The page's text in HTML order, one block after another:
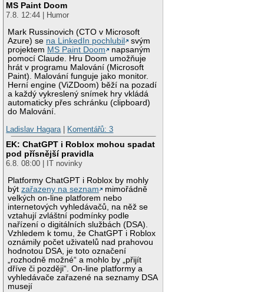
MS Paint Doom
7.8. 12:44 | Humor
Mark Russinovich (CTO v Microsoft
Azure) se na LinkedIn pochlubil
svým
projektem MS Paint Doom
napsaným
pomocí Claude. Hru Doom umožňuje
hrát v programu Malování (Microsoft
Paint). Malování funguje jako monitor.
Herní engine (ViZDoom) běží na pozadí
a každý vykreslený snímek hry vkládá
automaticky přes schránku (clipboard)
do Malování.
Ladislav Hagara
Komentářů: 3
EK: ChatGPT i Roblox mohou spadat
pod přísnější pravidla
6.8. 08:00 | IT novinky
Platformy ChatGPT i Roblox by mohly
býtzařazeny na seznam
mimořádně
velkých on-line platforem nebo
internetových vyhledávačů, na něž se
vztahují zvláštní podmínky podle
nařízení o digitálních službách (DSA).
Vzhledem k tomu, že ChatGPT i Roblox
oznámily počet uživatelů nad prahovou
hodnotou DSA, je toto označení
„rozhodně možné“ a mohlo by „přijít
dříve či později“. On-line platformy a
vyhledávače zařazené na seznamy DSA
musejí